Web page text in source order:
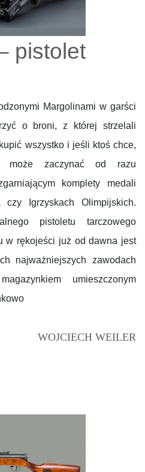
pistolet
Margolinami w garści
o broni, z której strzelali
wszystko i jeśli ktoś chce,
może zaczynać od razu
komplety medali
czy Igrzyskach Olimpijskich.
pistoletu tarczowego
w rękojeści już od dawna jest
najważniejszych zawodach
umieszczonym
WOJCIECH WEILER